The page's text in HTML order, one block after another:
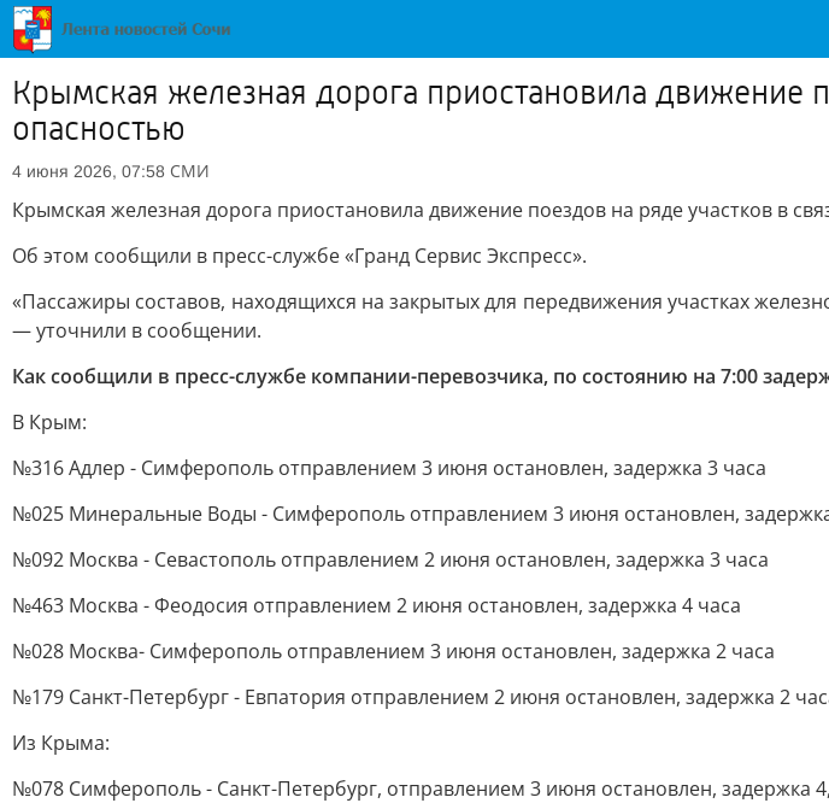
Крымская железная дорога приостановила движение
опасностью
4 июня 2026, 07:58 СМИ
Крымская железная дорога приостановила движение поездов на ряде участков в
Об этом сообщили в пресс-службе «Гранд Сервис Экспресс».
«Пассажиры составов, находящихся на закрытых для передвижения участках
— уточнили в сообщении.
Как сообщили в пресс-службе компании-перевозчика, по состоянию на 7:00
В Крым:
№316 Адлер - Симферополь отправлением 3 июня остановлен, задержка 3 часа
№025 Минеральные Воды - Симферополь отправлением 3 июня остановлен,
№092 Москва - Севастополь отправлением 2 июня остановлен, задержка 3 часа
№463 Москва - Феодосия отправлением 2 июня остановлен, задержка 4 часа
№028 Москва- Симферополь отправлением 3 июня остановлен, задержка 2 часа
№179 Санкт-Петербург - Евпатория отправлением 2 июня остановлен, задержка 2
Из Крыма:
№078 Симферополь - Санкт-Петербург, отправлением 3 июня остановлен, задержка